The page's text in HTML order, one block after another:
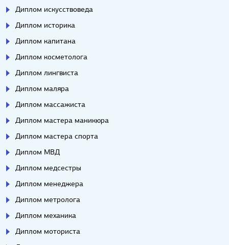
Диплом искусствоведа
Диплом историка
Диплом капитана
Диплом косметолога
Диплом лингвиста
Диплом маляра
Диплом массажиста
Диплом мастера маникюра
Диплом мастера спорта
Диплом МВД
Диплом медсестры
Диплом менеджера
Диплом метролога
Диплом механика
Диплом моториста